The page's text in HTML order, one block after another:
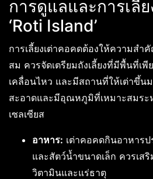
การดูแลและการเลี้
‘Roti Island’
การเลี้ยงเต่าคอคดต้องให้ความสำ
สม ควรจัดเตรียมถังเลี้ยงที่มีพื้นที่เพี
เคลื่อนไหว และมีสถานที่ให้เต่าขึ้น
สะอาดและมีอุณหภูมิที่เหมาะสมระ
เซลเซียส
อาหาร: เต่าคอคดกินอาหาร
และสัตว์น้ำขนาดเล็ก ควรเสริ
วิตามินและแร่ธาตุ